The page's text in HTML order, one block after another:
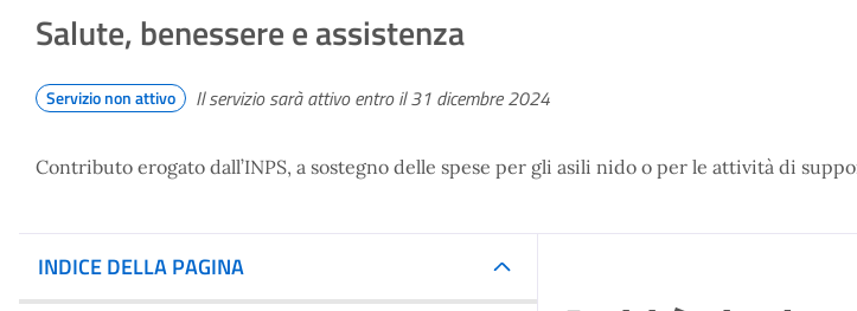
Salute, benessere e assistenza
Servizio non attivo Il servizio sarà attivo entro il 31 dicembre 2024
Contributo erogato dall’INPS, a sostegno delle spese per gli asili nido o per le attività di
INDICE DELLA PAGINA